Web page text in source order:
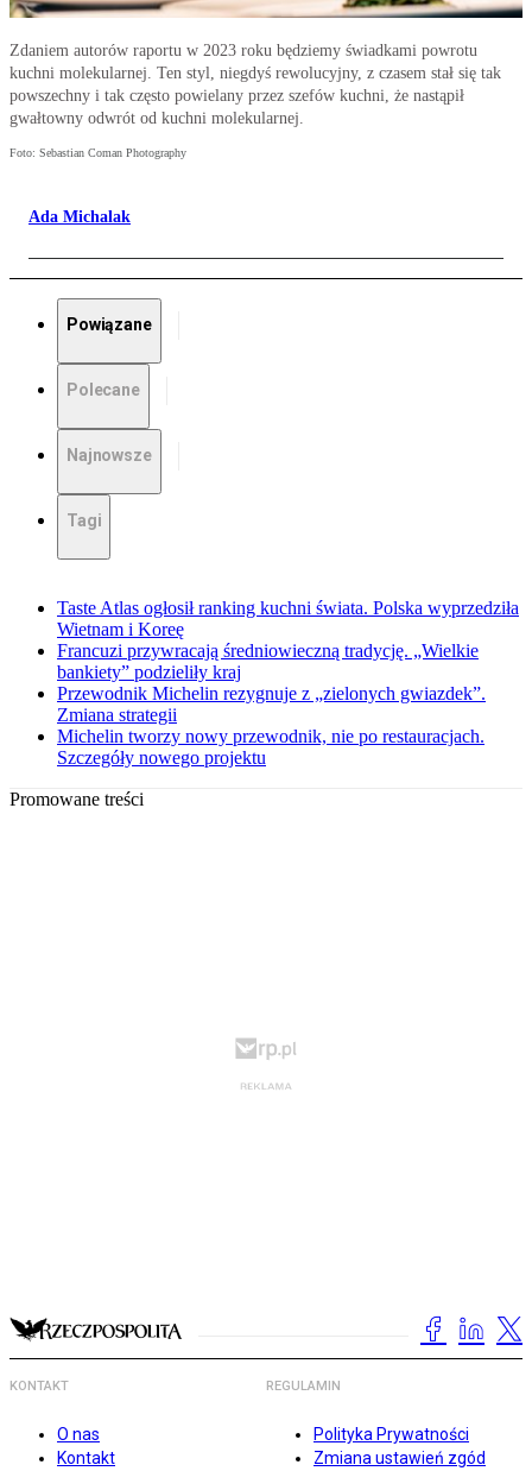
Zdaniem autorów raportu w 2023 roku będziemy świadkami powrotu
kuchni molekularnej. Ten styl, niegdyś rewolucyjny, z czasem stał się tak
powszechny i tak często powielany przez szefów kuchni, że nastąpił
gwałtowny odwrót od kuchni molekularnej.
Foto: Sebastian Coman Photography
Ada Michalak
Powiązane
Polecane
Najnowsze
Tagi
Taste Atlas ogłosił ranking kuchni świata. Polska wyprzedziła
Wietnam i Koreę
Francuzi przywracają średniowieczną tradycję. „Wielkie
bankiety” podzieliły kraj
Przewodnik Michelin rezygnuje z „zielonych gwiazdek”.
Zmiana strategii
Michelin tworzy nowy przewodnik, nie po restauracjach.
Szczegóły nowego projektu
Promowane treści
KONTAKT
O nas
Kontakt
REGULAMIN
Polityka Prywatności
Zmiana ustawień zgód